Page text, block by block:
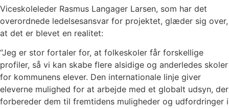
Viceskoleleder Rasmus Langager Larsen, som har det
overordnede ledelsesansvar for projektet, glæder sig over,
at det er blevet en realitet:
“Jeg er stor fortaler for, at folkeskoler får forskellige
profiler, så vi kan skabe flere alsidige og anderledes skoler
for kommunens elever. Den internationale linje giver
eleverne mulighed for at arbejde med et globalt udsyn, der
forbereder dem til fremtidens muligheder og udfordringer i